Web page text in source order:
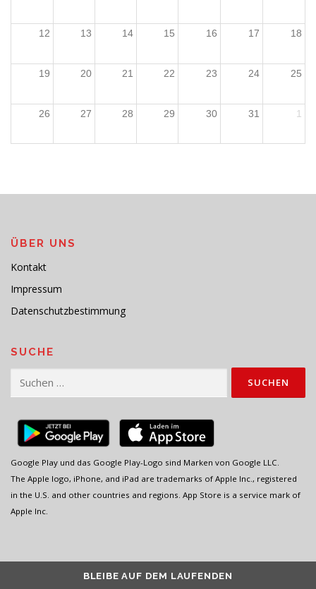
12 13 14 15 16 17 18
19 20 21 22 23 24 25
26 27 28 29 30 31 1
ÜBER UNS
Kontakt
Impressum
Datenschutzbestimmung
SUCHE
Suchen
Google Play und das Google Play-Logo sind Marken von Google LLC.
The Apple logo, iPhone, and iPad are trademarks of Apple Inc., registered
in the U.S. and other countries and regions. App Store is a service mark of
Apple Inc.
BLEIBE AUF DEM LAUFENDEN